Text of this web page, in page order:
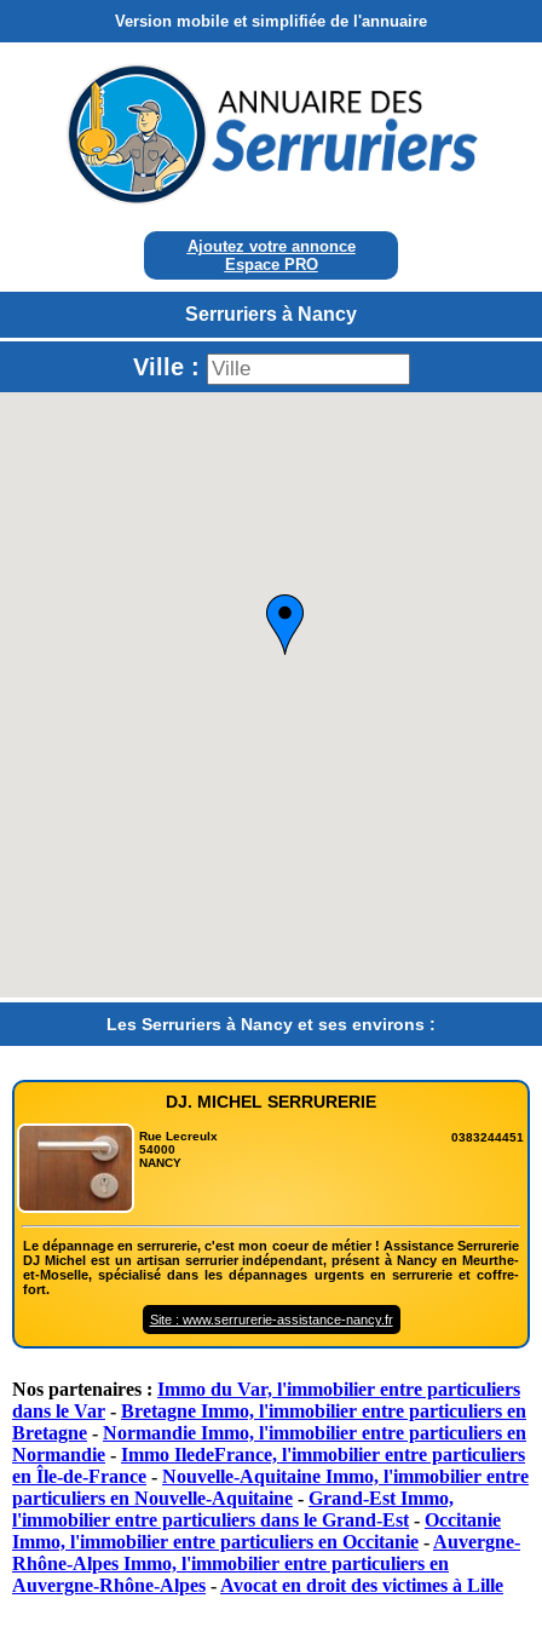
Version mobile et simplifiée de l'annuaire
Ajoutez votre annonce
Espace PRO
Serruriers à Nancy
Ville :
Les Serruriers à Nancy et ses environs :
DJ. MICHEL SERRURERIE
Rue Lecreulx
54000
NANCY
0383244451
Le dépannage en serrurerie, c'est mon coeur de métier ! Assistance Serrurerie
DJ Michel est un artisan serrurier indépendant, présent à Nancy en Meurthe-
et-Moselle, spécialisé dans les dépannages urgents en serrurerie et coffre-
fort.
Site : www.serrurerie-assistance-nancy.fr
Nos partenaires : Immo du Var, l'immobilier entre particuliers
dans le Var - Bretagne Immo, l'immobilier entre particuliers en
Bretagne - Normandie Immo, l'immobilier entre particuliers en
Normandie - Immo IledeFrance, l'immobilier entre particuliers
en Île-de-France - Nouvelle-Aquitaine Immo, l'immobilier entre
particuliers en Nouvelle-Aquitaine - Grand-Est Immo,
l'immobilier entre particuliers dans le Grand-Est - Occitanie
Immo, l'immobilier entre particuliers en Occitanie - Auvergne-
Rhône-Alpes Immo, l'immobilier entre particuliers en
Auvergne-Rhône-Alpes - Avocat en droit des victimes à Lille